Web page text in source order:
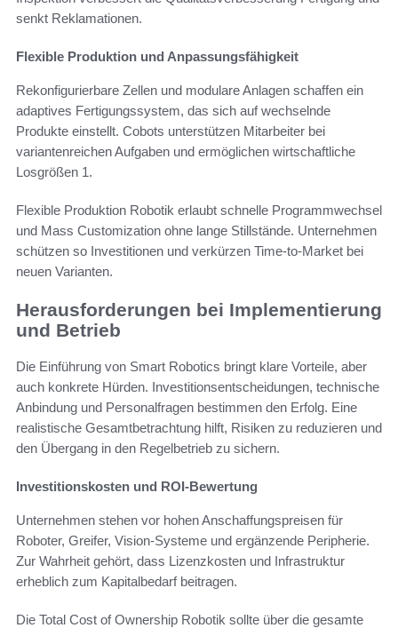
senkt Reklamationen.
Flexible Produktion und Anpassungsfähigkeit
Rekonfigurierbare Zellen und modulare Anlagen schaffen ein
adaptives Fertigungssystem, das sich auf wechselnde
Produkte einstellt. Cobots unterstützen Mitarbeiter bei
variantenreichen Aufgaben und ermöglichen wirtschaftliche
Losgrößen 1.
Flexible Produktion Robotik erlaubt schnelle Programmwechsel
und Mass Customization ohne lange Stillstände. Unternehmen
schützen so Investitionen und verkürzen Time-to-Market bei
neuen Varianten.
Herausforderungen bei Implementierung
und Betrieb
Die Einführung von Smart Robotics bringt klare Vorteile, aber
auch konkrete Hürden. Investitionsentscheidungen, technische
Anbindung und Personalfragen bestimmen den Erfolg. Eine
realistische Gesamtbetrachtung hilft, Risiken zu reduzieren und
den Übergang in den Regelbetrieb zu sichern.
Investitionskosten und ROI-Bewertung
Unternehmen stehen vor hohen Anschaffungspreisen für
Roboter, Greifer, Vision-Systeme und ergänzende Peripherie.
Zur Wahrheit gehört, dass Lizenzkosten und Infrastruktur
erheblich zum Kapitalbedarf beitragen.
Die Total Cost of Ownership Robotik sollte über die gesamte